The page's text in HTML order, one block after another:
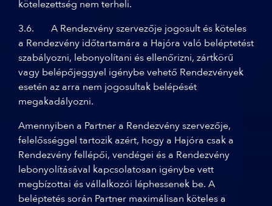
kötelezettség nem terheli.
3.6. A Rendezvény szervezője jogosult és köteles
a Rendezvény időtartamára a Hajóra való beléptetést
szabályozni, lebonyolítani és ellenőrizni, zártkörű
vagy belépőjeggyel igénybe vehető Rendezvények
esetén az arra nem jogosultak belépését
megakadályozni.
Amennyiben a Partner a Rendezvény szervezője,
felelősséggel tartozik azért, hogy a Hajóra csak a
Rendezvény fellépői, vendégei és a Rendezvény
lebonyolításával kapcsolatosan igénybe vett
megbízottai és vállalkozói léphessenek be. A
beléptetés során Partner maximálisan köteles a